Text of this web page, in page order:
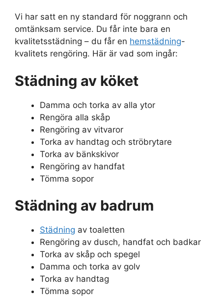
Vi har satt en ny standard för noggrann och
omtänksam service. Du får inte bara en
kvalitetsstädning – du får en hemstädning-
kvalitets rengöring. Här är vad som ingår:
Städning av köket
Damma och torka av alla ytor
Rengöra alla skåp
Rengöring av vitvaror
Torka av handtag och ströbrytare
Torka av bänkskivor
Rengöring av handfat
Tömma sopor
Städning av badrum
Städning av toaletten
Rengöring av dusch, handfat och badkar
Torka av skåp och spegel
Damma och torka av golv
Torka av handtag
Tömma sopor